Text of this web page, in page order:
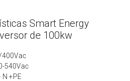
Smart Energy
de 100kw
400Vac
540Vac
N +PE